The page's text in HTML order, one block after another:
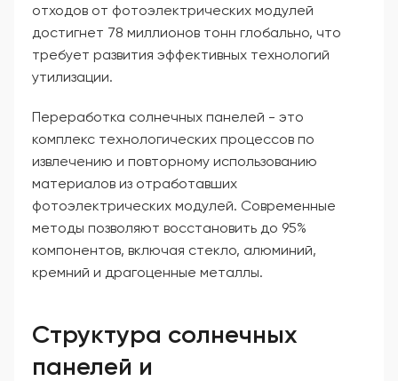
отходов от фотоэлектрических модулей
достигнет 78 миллионов тонн глобально, что
требует развития эффективных технологий
утилизации.
Переработка солнечных панелей - это
комплекс технологических процессов по
извлечению и повторному использованию
материалов из отработавших
фотоэлектрических модулей. Современные
методы позволяют восстановить до 95%
компонентов, включая стекло, алюминий,
кремний и драгоценные металлы.
Структура солнечных
панелей и